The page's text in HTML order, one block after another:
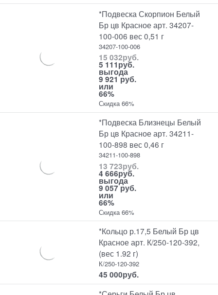
*Подвеска Скорпион Белый
Бр цв Красное арт. 34207-
100-006 вес 0,51 г
34207-100-006
15 032руб.
5 111руб.
выгода
9 921 руб.
или
66%
Скидка 66%
*Подвеска Близнецы Белый
Бр цв Красное арт. 34211-
100-898 вес 0,46 г
34211-100-898
13 723руб.
4 666руб.
выгода
9 057 руб.
или
66%
Скидка 66%
*Кольцо р.17,5 Белый Бр цв
Красное арт. К/250-120-392,
(вес 1.92 г)
К/250-120-392
45 000руб.